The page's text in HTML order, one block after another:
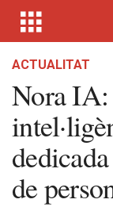
ACTUALITAT
Nora IA:
de